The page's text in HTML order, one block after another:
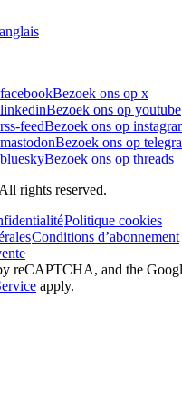
Bezoek ons op x
Bezoek ons op youtube
feedBezoek ons op
Bezoek ons op
Bezoek ons op threads
rights reserved.
Politique cookies
Conditions d’abonnement
reCAPTCHA, and the
apply.